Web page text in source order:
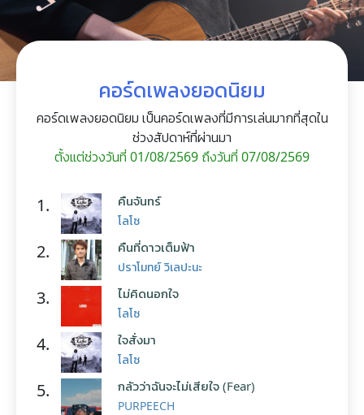
คอร์ดเพลงยอดนิยม
คอร์ดเพลงยอดนิยม เป็นคอร์ดเพลงที่มีการเล่นมากที่สุดใน
ช่วงสัปดาห์ที่ผ่านมา
ตั้งแต่ช่วงวันที่ 01/08/2569 ถึงวันที่ 07/08/2569
1. คืนจันทร์
โลโซ
2. คืนที่ดาวเต็มฟ้า
ปราโมทย์ วิเลปะนะ
3. ไม่คิดนอกใจ
โลโซ
4. ใจสั่งมา
โลโซ
5. กลัวว่าฉันจะไม่เสียใจ (Fear)
PURPEECH